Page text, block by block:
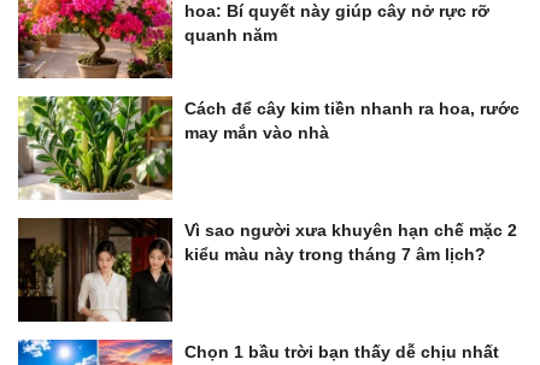
hoa: Bí quyết này giúp cây nở rực rỡ
quanh năm
Cách để cây kim tiền nhanh ra hoa, rước
may mắn vào nhà
Vì sao người xưa khuyên hạn chế mặc 2
kiểu màu này trong tháng 7 âm lịch?
Chọn 1 bầu trời bạn thấy dễ chịu nhất